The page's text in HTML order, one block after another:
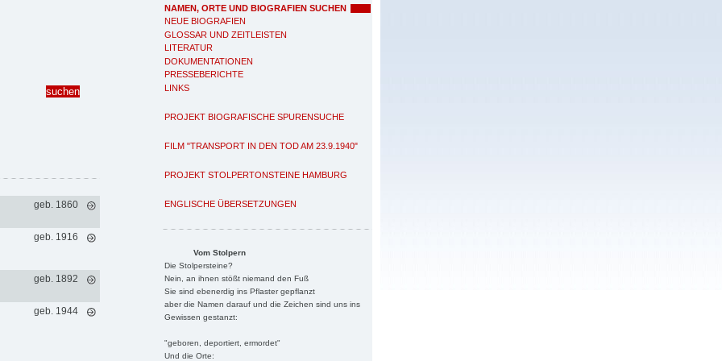
NAMEN, ORTE UND BIOGRAFIEN SUCHEN
NEUE BIOGRAFIEN
GLOSSAR UND ZEITLEISTEN
LITERATUR
DOKUMENTATIONEN
PRESSEBERICHTE
LINKS
PROJEKT BIOGRAFISCHE SPURENSUCHE
FILM "TRANSPORT IN DEN TOD AM 23.9.1940"
PROJEKT STOLPERTONSTEINE HAMBURG
ENGLISCHE ÜBERSETZUNGEN
Vom Stolpern
Die Stolpersteine?
Nein, an ihnen stößt niemand den Fuß
Sie sind ebenerdig ins Pflaster gepflanzt
aber die Namen darauf und die Zeichen sind uns ins
Gewissen gestanzt:
"geboren, deportiert, ermordet"
Und die Orte:
geb. 1860
geb. 1916
geb. 1892
geb. 1944